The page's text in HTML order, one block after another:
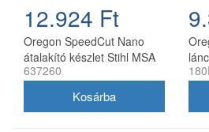
12.924 Ft
Oregon SpeedCut Nano
átalakító készlet Stihl MSA
161T 10" 325 1,1 mm
637260